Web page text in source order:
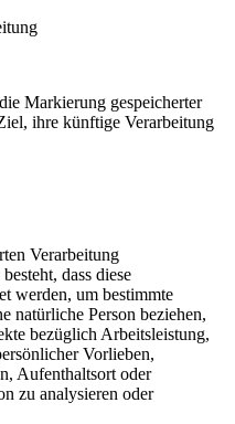
Markierung gespeicherter
ihre künftige Verarbeitung
Verarbeitung
dass diese
werden, um bestimmte
natürliche Person beziehen,
bezüglich Arbeitsleistung,
Vorlieben,
Aufenthaltsort oder
zu analysieren oder